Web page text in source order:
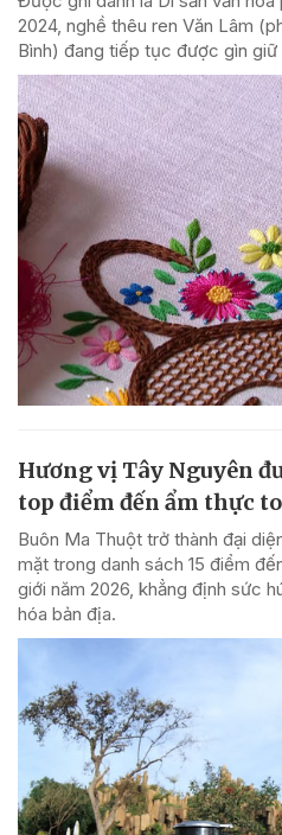
2024, nghề thêu ren Văn Lâm
Bình) đang tiếp tục được gìn giữ
Hương vị Tây Nguyên
top điểm đến ẩm thực
Buôn Ma Thuột trở thành đại
mặt trong danh sách 15 điểm
giới năm 2026, khẳng định sức
hóa bản địa.